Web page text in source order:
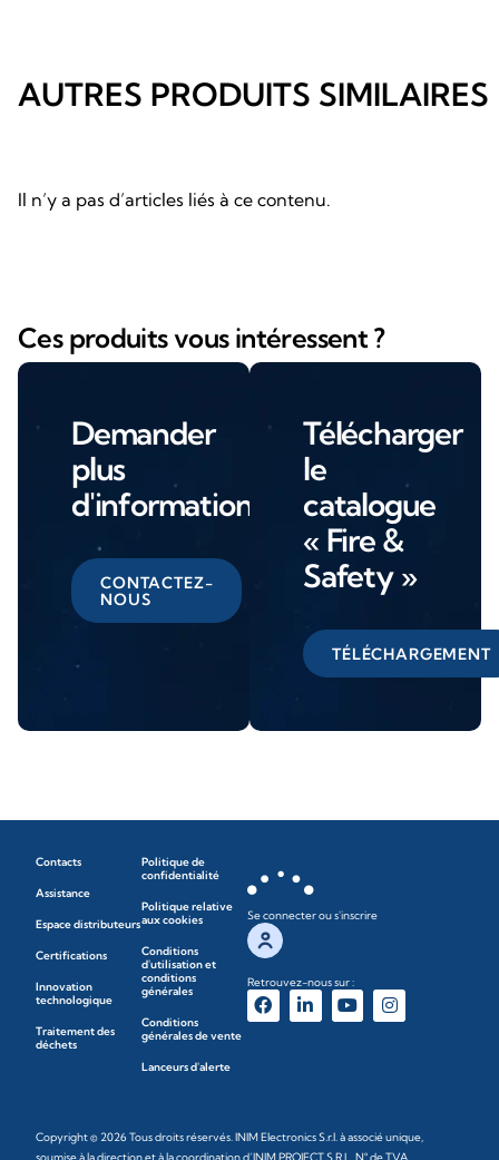
AUTRES PRODUITS SIMILAIRES
Il n’y a pas d’articles liés à ce contenu.
Ces produits vous intéressent ?
Demander
plus
d'informations
CONTACTEZ-
NOUS
Télécharger
le
catalogue
« Fire &
Safety »
TÉLÉCHARGEMENT
Contacts
Assistance
Espace distributeurs
Certifications
Innovation
technologique
Traitement des
déchets
Politique de
confidentialité
Politique relative
aux cookies
Conditions
d'utilisation et
conditions
générales
Conditions
générales de vente
Lanceurs d'alerte
Se connecter ou s'inscrire
Retrouvez-nous sur :
Copyright © 2026 Tous droits réservés. INIM Electronics S.r.l. à associé unique,